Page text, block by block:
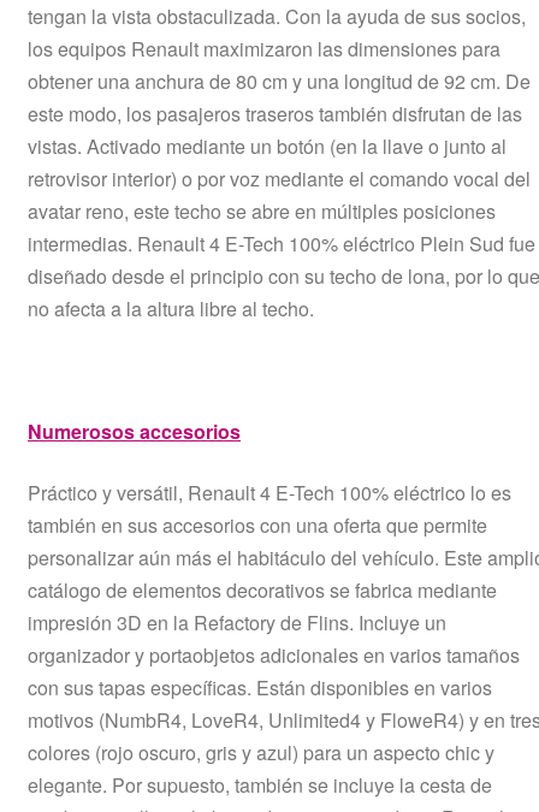
tengan la vista obstaculizada. Con la ayuda de sus socios,
los equipos Renault maximizaron las dimensiones para
obtener una anchura de 80 cm y una longitud de 92 cm. De
este modo, los pasajeros traseros también disfrutan de las
vistas. Activado mediante un botón (en la llave o junto al
retrovisor interior) o por voz mediante el comando vocal del
avatar reno, este techo se abre en múltiples posiciones
intermedias. Renault 4 E-Tech 100% eléctrico Plein Sud fue
diseñado desde el principio con su techo de lona, por lo que
no afecta a la altura libre al techo.
Numerosos accesorios
Práctico y versátil, Renault 4 E-Tech 100% eléctrico lo es
también en sus accesorios con una oferta que permite
personalizar aún más el habitáculo del vehículo. Este
catálogo de elementos decorativos se fabrica mediante
impresión 3D en la Refactory de Flins. Incluye un
organizador y portaobjetos adicionales en varios tamaños
con sus tapas específicas. Están disponibles en varios
motivos (NumbR4, LoveR4, Unlimited4 y FloweR4) y en
colores (rojo oscuro, gris y azul) para un aspecto chic y
elegante. Por supuesto, también se incluye la cesta de